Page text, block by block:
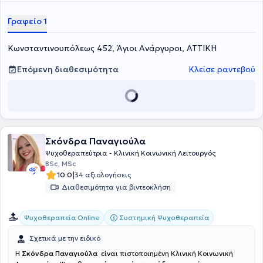
να εξελιχθεί και να ενταχθεί καλύτερα σε κάθε κοινωνικό πλαίσιο.
Γραφείο 1
Κωνσταντινουπόλεως 452, Άγιοι Ανάργυροι, ΑΤΤΙΚΗ
Επόμενη διαθεσιμότητα
Κλείσε ραντεβού
Σκόνδρα Παναγιούλα
Ψυχοθεραπεύτρια - Κλινική Κοινωνική Λειτουργός
BSc, MSc
10.0|34 αξιολογήσεις
Διαθεσιμότητα για βιντεοκλήση
Ψυχοθεραπεία Online Συστημική Ψυχοθεραπεία
Σχετικά με την ειδικό
Η Σκόνδρα Παναγιούλα είναι πιστοποιημένη Κλινική Κοινωνική